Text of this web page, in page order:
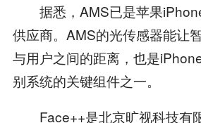
据悉，AMS已是苹果
供应商。AMS的光传感器能让
与用户之间的距离，也是
别系统的关键组件之一。
Face++是北京旷视科技有